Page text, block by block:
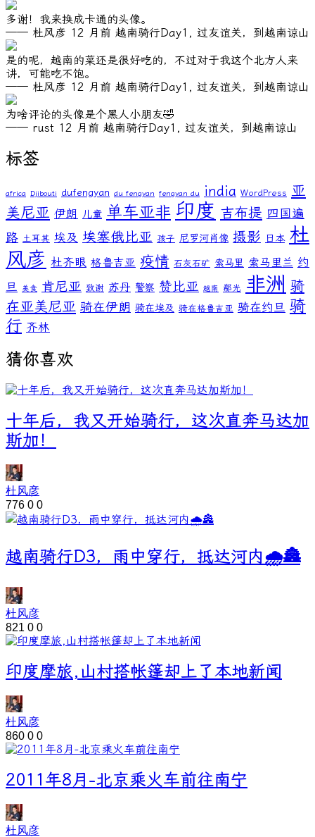
多谢！我来换成卡通的头像。
—— 杜风彦 12 月前 越南骑行Day1, 过友谊关，到越南谅山
是的呢，越南的菜还是很好吃的，不过对于我这个北方人来
讲，可能吃不饱。
—— 杜风彦 12 月前 越南骑行Day1, 过友谊关，到越南谅山
为啥评论的头像是个黑人小朋友🤣
—— rust 12 月前 越南骑行Day1, 过友谊关，到越南谅山
标签
africa Djibouti dufengyan du fengyan fengyan du india WordPress 亚
美尼亚 伊朗 儿童 单车亚非 印度 吉布提 四国遍
路 土耳其 埃及 埃塞俄比亚 孩子 尼罗河肖像 摄影 日本 杜
风彦 杜齐眼 格鲁吉亚 疫情 石灰石矿 索马里 索马里兰 约
旦
美食 肯尼亚 致谢 苏丹 警察 赞比亚 越南 郗光 非洲 骑
在亚美尼亚 骑在伊朗 骑在埃及 骑在格鲁吉亚 骑在约旦 骑
行 齐林
猜你喜欢
十年后，我又开始骑行，这次直奔马达加
斯加！
杜风彦
776 0 0
越南骑行D3，雨中穿行，抵达河内🌧️🏯
杜风彦
821 0 0
印度摩旅,山村搭帐篷却上了本地新闻
杜风彦
860 0 0
2011年8月-北京乘火车前往南宁
杜风彦